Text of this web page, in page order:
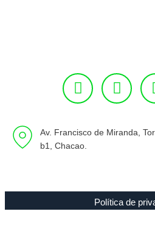
Av. Francisco de Miranda,
b1, Chacao.
Política de